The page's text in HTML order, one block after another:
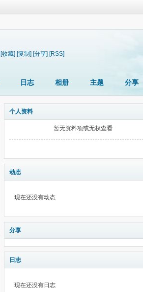
[收藏] [复制] [分享] [RSS]
日志 相册 主题 分享
个人资料
暂无资料项或无权查看
动态
现在还没有动态
分享
日志
现在还没有日志